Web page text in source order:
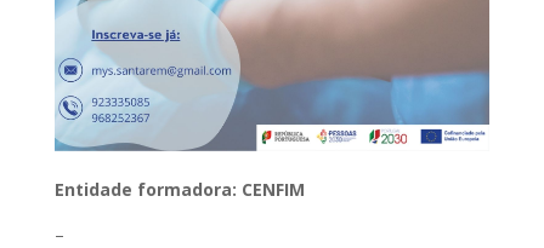
Entidade formadora: CENFIM
–